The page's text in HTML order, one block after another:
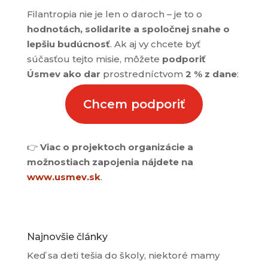
Filantropia nie je len o daroch – je to o
hodnotách, solidarite a spoločnej snahe o
lepšiu budúcnosť. Ak aj vy chcete byť
súčasťou tejto misie, môžete podporiť
Úsmev ako dar prostredníctvom 2 % z dane:
Chcem podporiť
👉 Viac o projektoch organizácie a
možnostiach zapojenia nájdete na
www.usmev.sk.
Najnovšie články
Keď sa deti tešia do školy, niektoré mamy